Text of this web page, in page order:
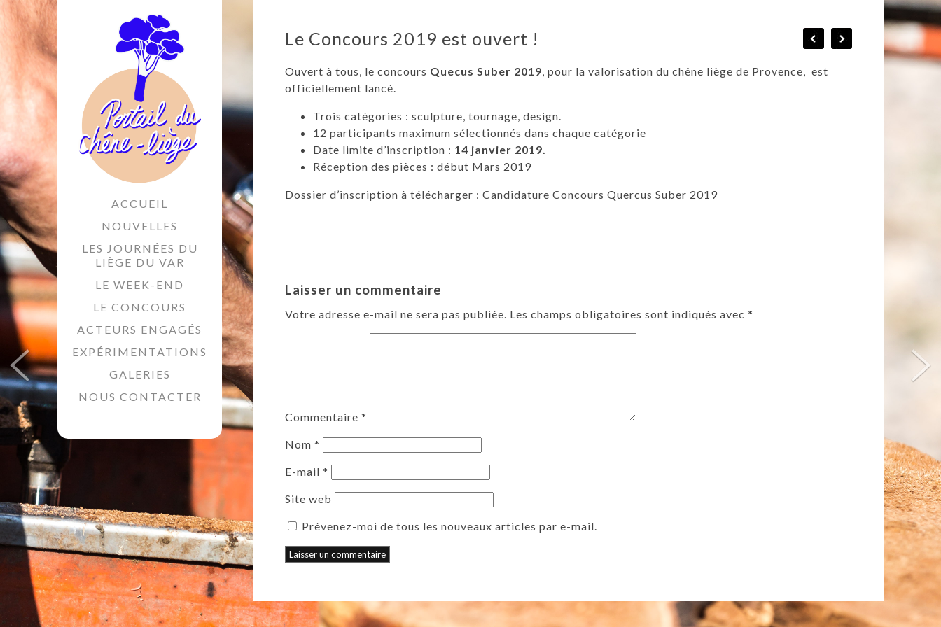
ACCUEIL
NOUVELLES
LES JOURNÉES DU
LIÈGE DU VAR
LE WEEK-END
LE CONCOURS
ACTEURS ENGAGÉS
EXPÉRIMENTATIONS
GALERIES
NOUS CONTACTER
Le Concours 2019 est ouvert !
Ouvert à tous, le concours Quecus Suber 2019, pour la valorisation du chêne liège de Provence, est
officiellement lancé.
Trois catégories : sculpture, tournage, design.
12 participants maximum sélectionnés dans chaque catégorie
Date limite d’inscription : 14 janvier 2019.
Réception des pièces : début Mars 2019
Dossier d’inscription à télécharger : Candidature Concours Quercus Suber 2019
Laisser un commentaire
Votre adresse e-mail ne sera pas publiée. Les champs obligatoires sont indiqués avec *
Commentaire *
Nom *
E-mail *
Site web
Prévenez-moi de tous les nouveaux articles par e-mail.